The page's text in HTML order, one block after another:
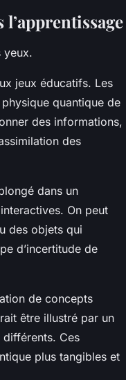
yeux.
jeux éducatifs. Les
quantique de
des informations,
des
dans un
On peut
des objets qui
d’incertitude de
de concepts
être illustré par un
Ces
plus tangibles et